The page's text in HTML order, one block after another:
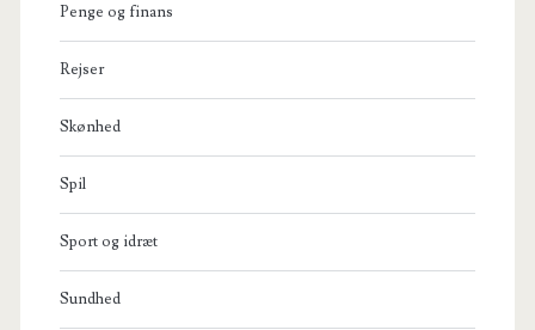
Penge og finans
Rejser
Skønhed
Spil
Sport og idræt
Sundhed